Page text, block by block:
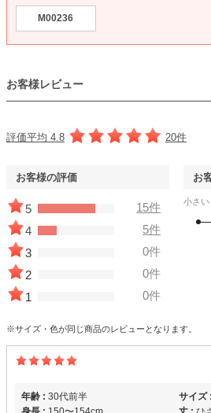
M00236
お客様レビュー
評価平均 4.8 20件
お客様の評価
5
15件
4
5件
3
0件
2
0件
1
0件
お
小さい
※サイズ・色が同じ商品のレビューとなります。
年齢 : 30代前半
サイズ :